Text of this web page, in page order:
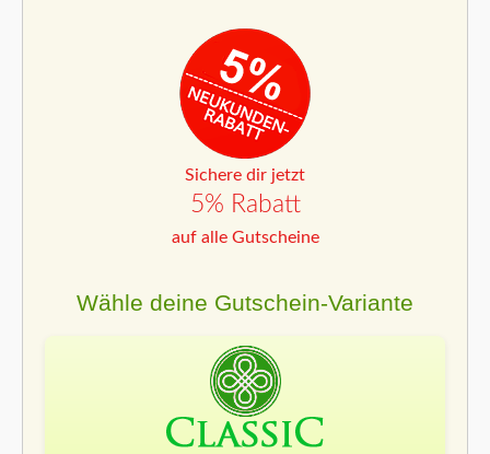
Sichere dir jetzt
5% Rabatt
auf alle Gutscheine
Wähle deine Gutschein-Variante